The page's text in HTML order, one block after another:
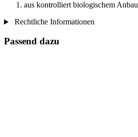
aus kontrolliert biologischem Anbau
Rechtliche Informationen
Passend dazu